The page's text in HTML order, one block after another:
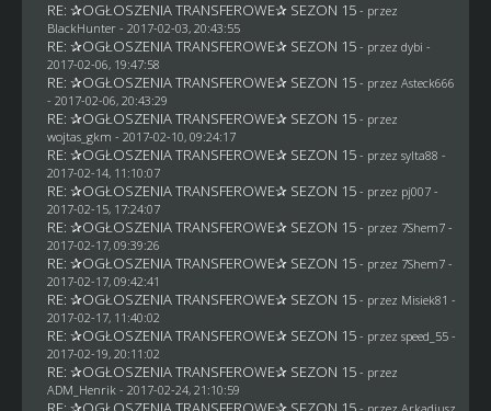
RE: ✰OGŁOSZENIA TRANSFEROWE✰ SEZON 15 - przez
BlackHunter- 2017-02-03, 20:43:55
RE: ✰OGŁOSZENIA TRANSFEROWE✰ SEZON 15 - przez dybi -
2017-02-06, 19:47:58
RE: ✰OGŁOSZENIA TRANSFEROWE✰ SEZON 15 - przez Asteck666
- 2017-02-06, 20:43:29
RE: ✰OGŁOSZENIA TRANSFEROWE✰ SEZON 15 - przez
wojtas_gkm - 2017-02-10, 09:24:17
RE: ✰OGŁOSZENIA TRANSFEROWE✰ SEZON 15 - przez sylta88 -
2017-02-14, 11:10:07
RE: ✰OGŁOSZENIA TRANSFEROWE✰ SEZON 15 - przez pj007-
2017-02-15, 17:24:07
RE: ✰OGŁOSZENIA TRANSFEROWE✰ SEZON 15 - przez 7Shem7-
2017-02-17, 09:39:26
RE: ✰OGŁOSZENIA TRANSFEROWE✰ SEZON 15 - przez 7Shem7-
2017-02-17, 09:42:41
RE: ✰OGŁOSZENIA TRANSFEROWE✰ SEZON 15 - przez Misiek81 -
2017-02-17, 11:40:02
RE: ✰OGŁOSZENIA TRANSFEROWE✰ SEZON 15 - przez speed_55 -
2017-02-19, 20:11:02
RE: ✰OGŁOSZENIA TRANSFEROWE✰ SEZON 15 - przez
ADM_Henrik - 2017-02-24, 21:10:59